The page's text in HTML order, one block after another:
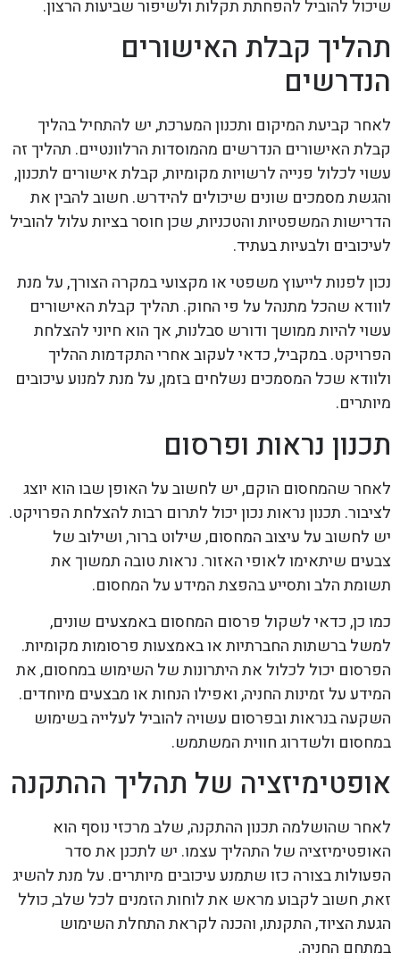
שיכול להוביל להפחתת תקלות ולשיפור שביעות הרצון.
תהליך קבלת האישורים
הנדרשים
לאחר קביעת המיקום ותכנון המערכת, יש להתחיל בהליך
קבלת האישורים הנדרשים מהמוסדות הרלוונטיים. תהליך זה
עשוי לכלול פנייה לרשויות מקומיות, קבלת אישורים לתכנון,
והגשת מסמכים שונים שיכולים להידרש. חשוב להבין את
הדרישות המשפטיות והטכניות, שכן חוסר בציות עלול להוביל
לעיכובים ולבעיות בעתיד.
נכון לפנות לייעוץ משפטי או מקצועי במקרה הצורך, על מנת
לוודא שהכל מתנהל על פי החוק. תהליך קבלת האישורים
עשוי להיות ממושך ודורש סבלנות, אך הוא חיוני להצלחת
הפרויקט. במקביל, כדאי לעקוב אחרי התקדמות ההליך
ולוודא שכל המסמכים נשלחים בזמן, על מנת למנוע עיכובים
מיותרים.
תכנון נראות ופרסום
לאחר שהמחסום הוקם, יש לחשוב על האופן שבו הוא יוצג
לציבור. תכנון נראות נכון יכול לתרום רבות להצלחת הפרויקט.
יש לחשוב על עיצוב המחסום, שילוט ברור, ושילוב של
צבעים שיתאימו לאופי האזור. נראות טובה תמשוך את
תשומת הלב ותסייע בהפצת המידע על המחסום.
כמו כן, כדאי לשקול פרסום המחסום באמצעים שונים,
למשל ברשתות החברתיות או באמצעות פרסומות מקומיות.
הפרסום יכול לכלול את היתרונות של השימוש במחסום, את
המידע על זמינות החניה, ואפילו הנחות או מבצעים מיוחדים.
השקעה בנראות ובפרסום עשויה להוביל לעלייה בשימוש
במחסום ולשדרוג חווית המשתמש.
אופטימיזציה של תהליך ההתקנה
לאחר שהושלמה תכנון ההתקנה, שלב מרכזי נוסף הוא
האופטימיזציה של התהליך עצמו. יש לתכנן את סדר
הפעולות בצורה כזו שתמנע עיכובים מיותרים. על מנת להשיג
זאת, חשוב לקבוע מראש את לוחות הזמנים לכל שלב, כולל
הגעת הציוד, התקנתו, והכנה לקראת התחלת השימוש
במתחם החניה.